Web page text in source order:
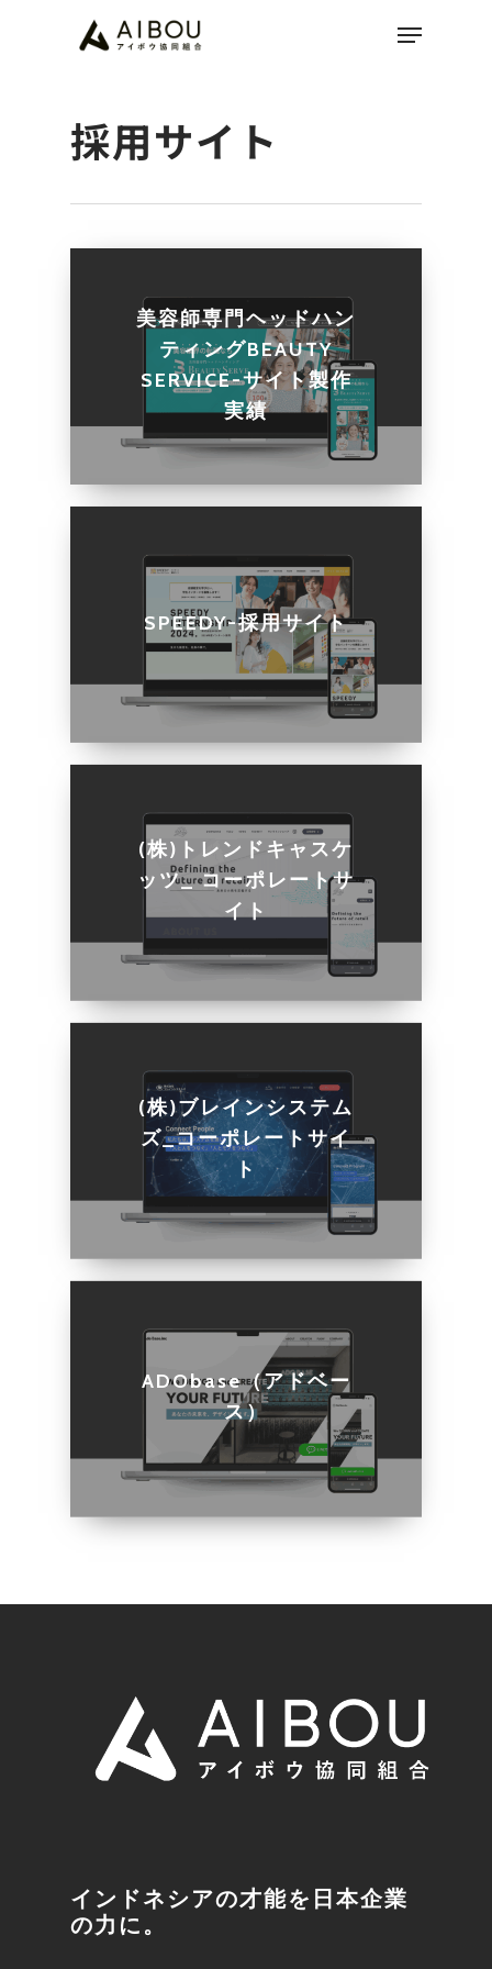
Menu
採用サイト
美容師専門ヘッドハン
ティングBEAUTY
SERVICE-サイト製作
実績
SPEEDY-採用サイト
(株)トレンドキャスケ
ッツ_ コーポレートサ
イト
(株)ブレインシステム
ズ_コーポレートサイ
ト
ADObase（アドベー
ス）
インドネシアの才能を日本企業
の力に。